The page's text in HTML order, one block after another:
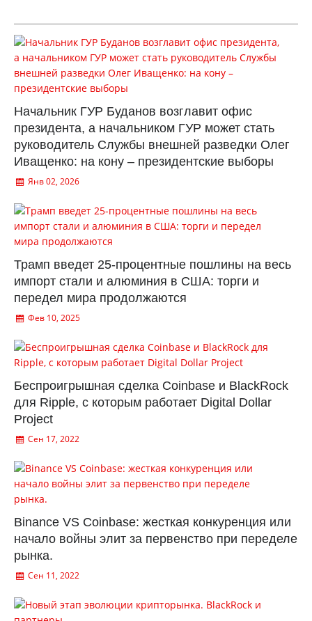
Начальник ГУР Буданов возглавит офис
президента, а начальником ГУР может стать
руководитель Службы внешней разведки Олег
Иващенко: на кону – президентские выборы
Янв 02, 2026
Трамп введет 25-процентные пошлины на весь
импорт стали и алюминия в США: торги и
передел мира продолжаются
Фев 10, 2025
Беспроигрышная сделка Coinbase и BlackRock
для Ripple, с которым работает Digital Dollar
Project
Сен 17, 2022
Binance VS Coinbase: жесткая конкуренция или
начало войны элит за первенство при переделе
рынка.
Сен 11, 2022